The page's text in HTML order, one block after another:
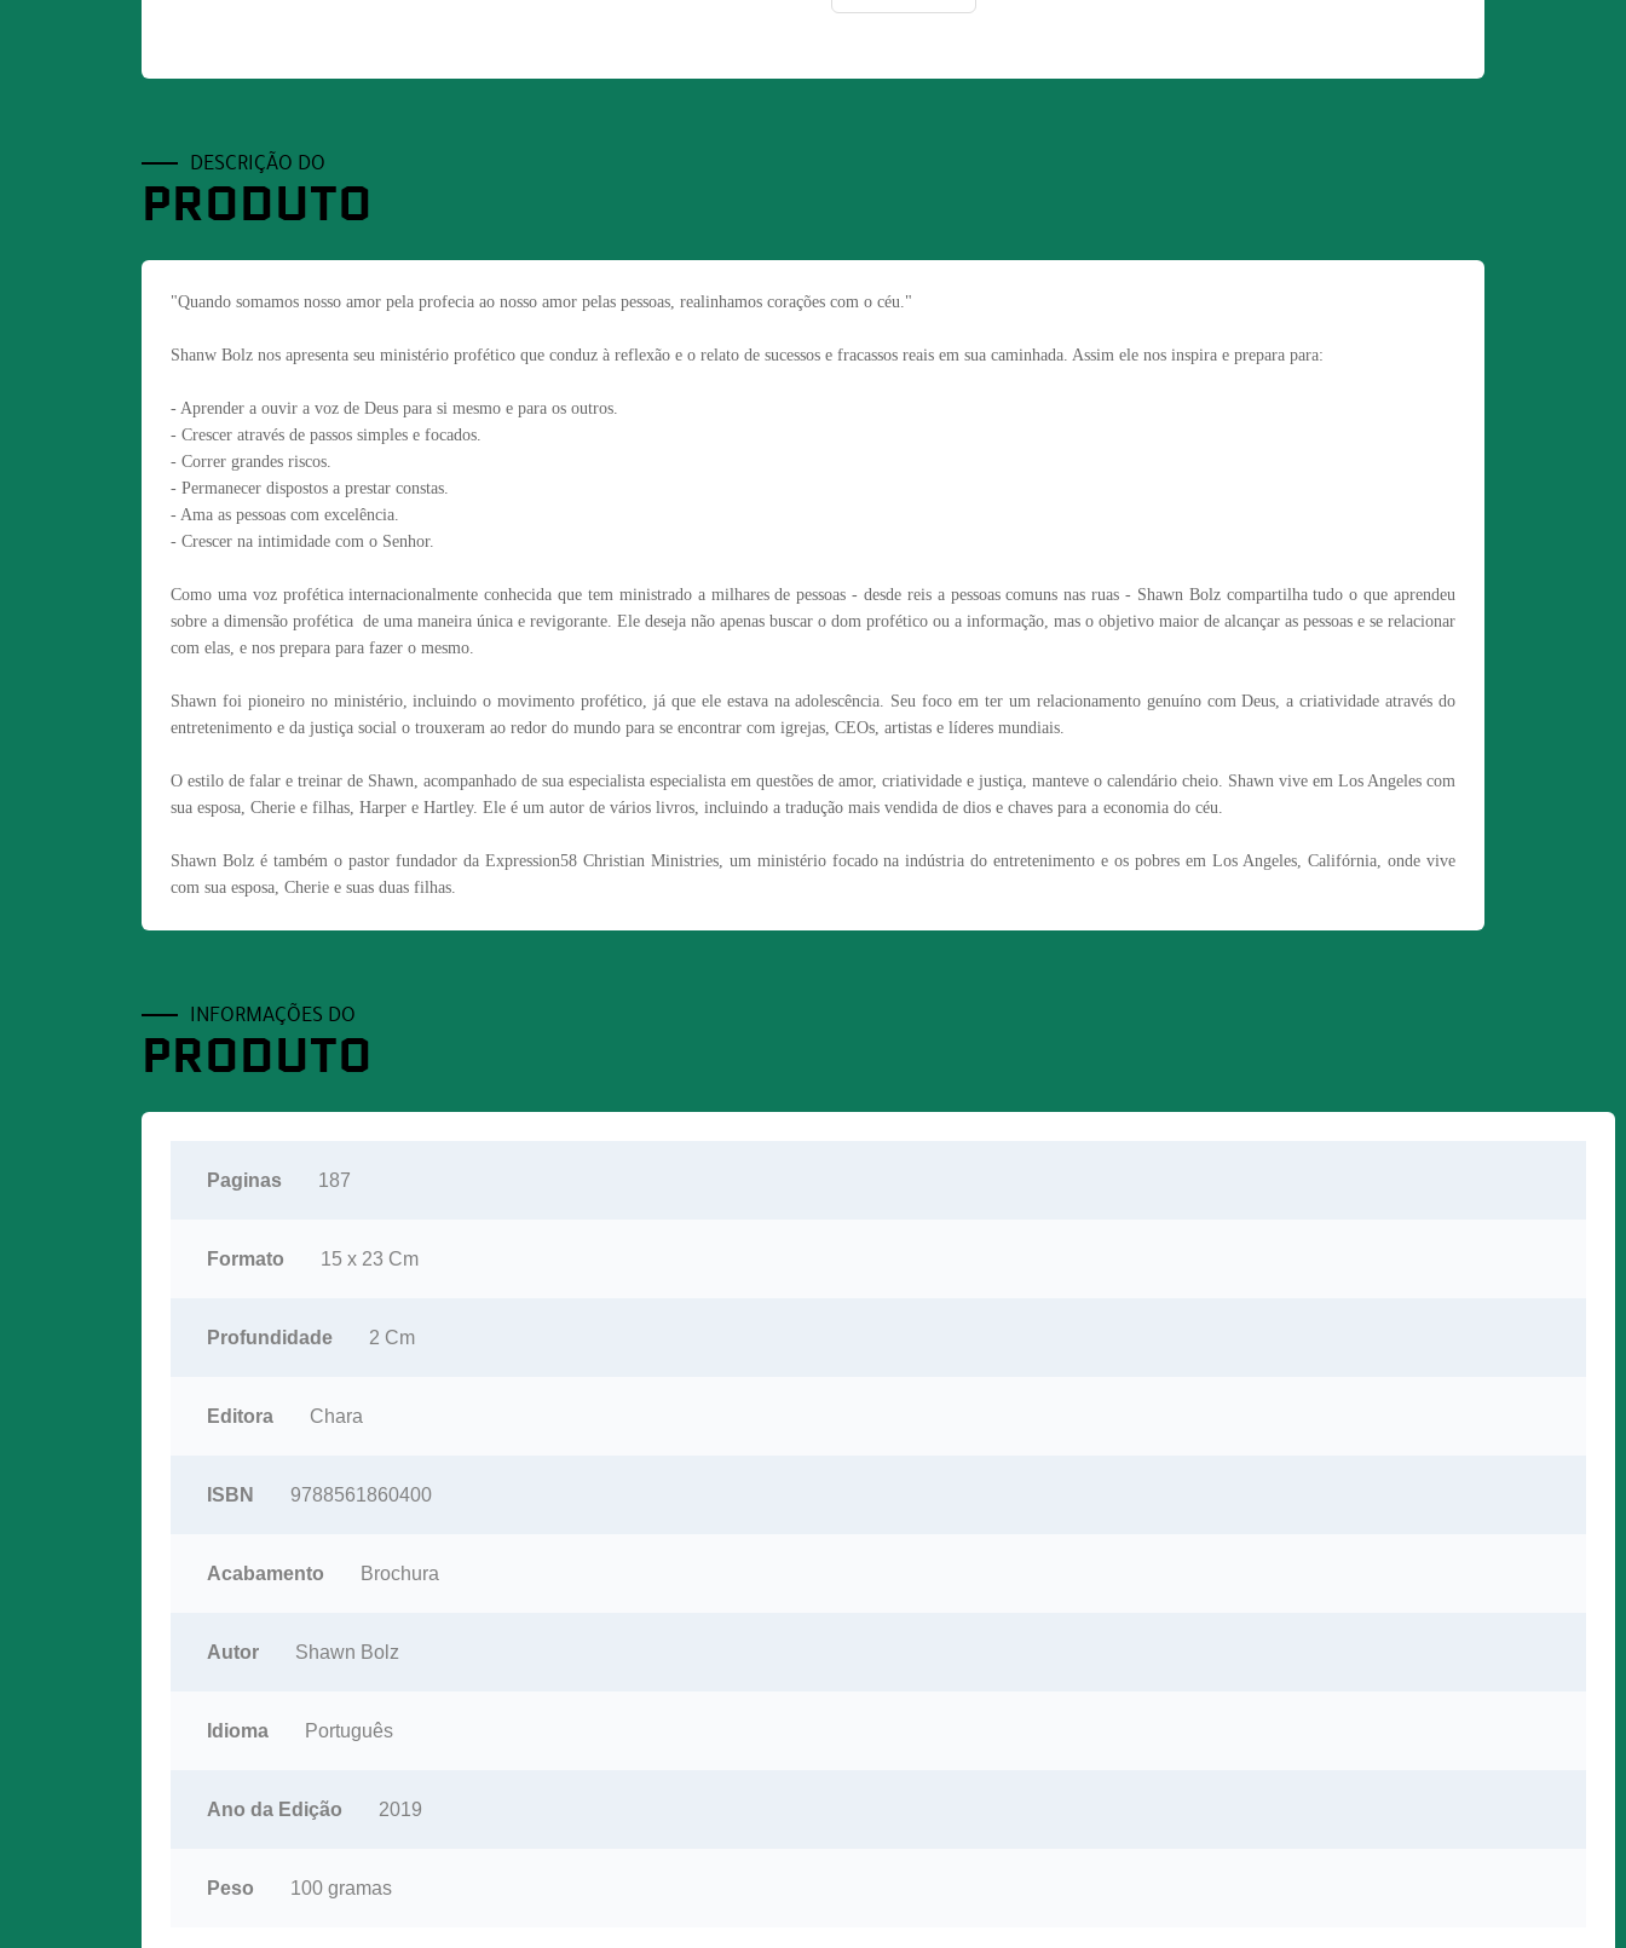
DESCRIÇÃO DO
PRODUTO
"Quando somamos nosso amor pela profecia ao nosso amor pelas pessoas, realinhamos corações com o céu."
Shanw Bolz nos apresenta seu ministério profético que conduz à reflexão e o relato de sucessos e fracassos reais em sua caminhada. Assim ele nos inspira e prepara para:
- Aprender a ouvir a voz de Deus para si mesmo e para os outros.
- Crescer através de passos simples e focados.
- Correr grandes riscos.
- Permanecer dispostos a prestar constas.
- Ama as pessoas com excelência.
- Crescer na intimidade com o Senhor.
Como uma voz profética internacionalmente conhecida que tem ministrado a milhares de pessoas - desde reis a pessoas comuns nas ruas - Shawn Bolz compartilha tudo o que aprendeu
sobre a dimensão profética de uma maneira única e revigorante. Ele deseja não apenas buscar o dom profético ou a informação, mas o objetivo maior de alcançar as pessoas e se relacionar
com elas, e nos prepara para fazer o mesmo.
Shawn foi pioneiro no ministério, incluindo o movimento profético, já que ele estava na adolescência. Seu foco em ter um relacionamento genuíno com Deus, a criatividade através do
entretenimento e da justiça social o trouxeram ao redor do mundo para se encontrar com igrejas, CEOs, artistas e líderes mundiais.
O estilo de falar e treinar de Shawn, acompanhado de sua especialista especialista em questões de amor, criatividade e justiça, manteve o calendário cheio. Shawn vive em Los Angeles com
sua esposa, Cherie e filhas, Harper e Hartley. Ele é um autor de vários livros, incluindo a tradução mais vendida de dios e chaves para a economia do céu.
Shawn Bolz é também o pastor fundador da Expression58 Christian Ministries, um ministério focado na indústria do entretenimento e os pobres em Los Angeles, Califórnia, onde vive
com sua esposa, Cherie e suas duas filhas.
INFORMAÇÕES DO
PRODUTO
Paginas 187
Formato 15 x 23 Cm
Profundidade 2 Cm
Editora Chara
ISBN 9788561860400
Acabamento Brochura
Autor Shawn Bolz
Idioma Português
Ano da Edição 2019
Peso 100 gramas